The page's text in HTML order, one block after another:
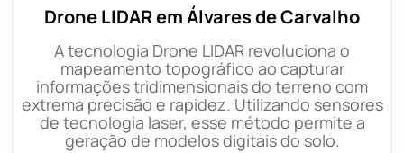
Drone LIDAR em Álvares de Carvalho
A tecnologia Drone LIDAR revoluciona o
mapeamento topográfico ao capturar
informações tridimensionais do terreno com
extrema precisão e rapidez. Utilizando sensores
de tecnologia laser, esse método permite a
geração de modelos digitais do solo.